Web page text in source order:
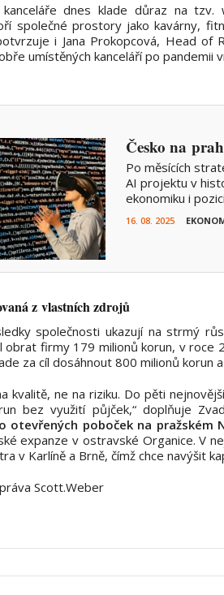
dnes klade důraz na tzv.
společné prostory jako kavárny,
i Jana Prokopcová, Head of
umístěných kanceláří po pandemii
Česko na
Po měsících
AI projektu v
ekonomiku i
16. 08. 2025
z vlastních zdrojů
společnosti ukazují na strmý
obrat firmy 179 milionů korun, v roce
za cíl dosáhnout 800 milionů korun
kvalitě, ne na riziku. Do pěti
bez využití půjček,“ doplňuje
otevřených poboček na pražském
expanze v ostravské Organice. V
v Karlíně a Brně, čímž chce navýšit
Scott.Weber